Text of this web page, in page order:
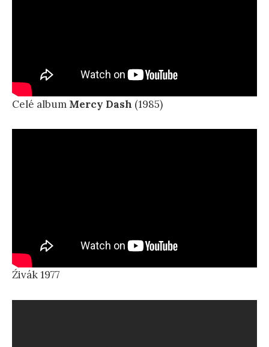
Celé album Mercy Dash (1985)
Źivák 1977